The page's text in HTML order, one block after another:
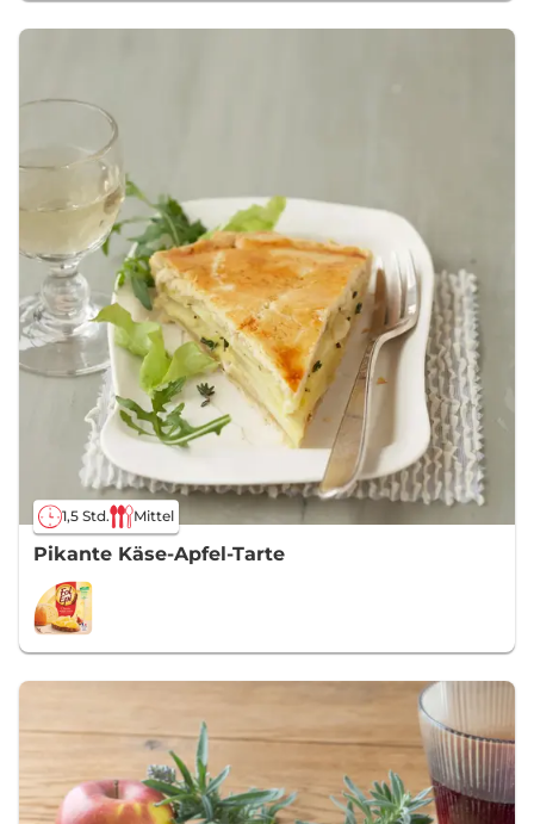
1,5 Std. Mittel
Pikante Käse-Apfel-Tarte